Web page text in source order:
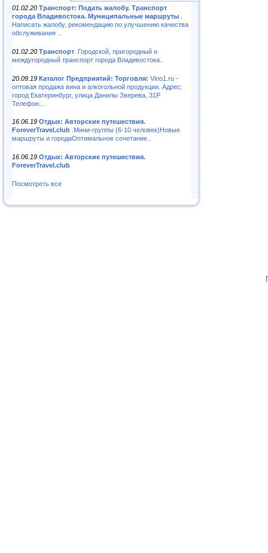
01.02.20 Транспорт: Подать жалобу. Транспорт
города Владивостока. Муниципальные маршруты
Написать жалобу, рекомендацию по улучшению качества
обслуживания ..
01.02.20 Транспорт .Городской, пригородный и
междугородный транспорт города Владивостока..
20.09.19 Каталог Предприятий: Торговля: Vino1.ru -
оптовая продажа вина и алкогольной продукции. Адрес:
город Екатеринбург, улица Данилы Зверева, 31Р
Телефон:..
16.06.19 Отдых: Авторские путешествия.
ForeverTravel.club .Мини-группы (6-10 человек)Новые
маршруты и городаОптимальное сочетание..
16.06.19 Отдых: Авторские путешествия.
ForeverTravel.club
Посмотреть все